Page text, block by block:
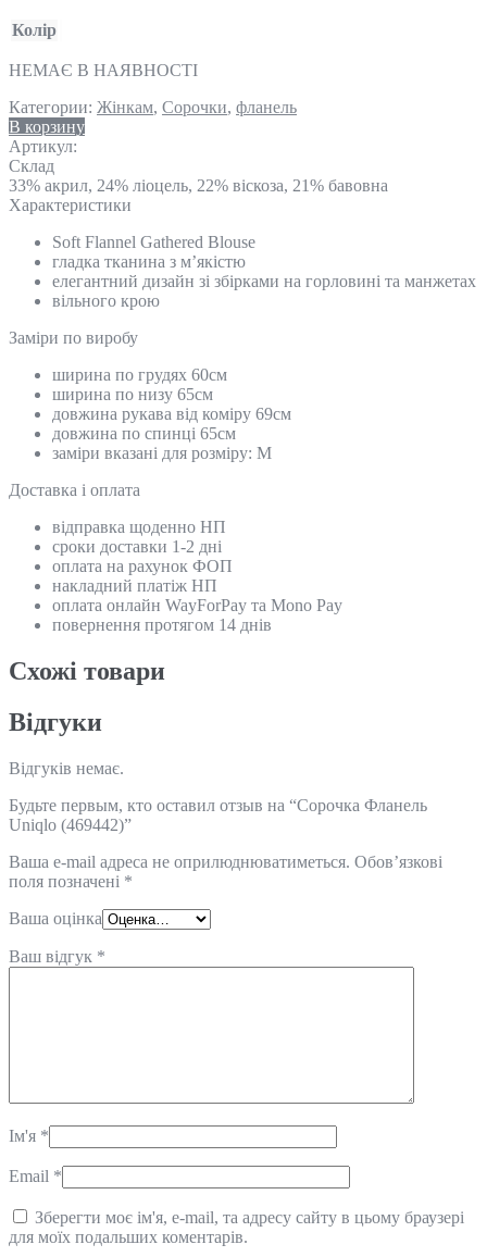
Колір
НЕМАЄ В НАЯВНОСТІ
Категории: Жінкам, Сорочки, фланель
В корзину
Артикул:
Склад
33% акрил, 24% ліоцель, 22% віскоза, 21% бавовна
Характеристики
Soft Flannel Gathered Blouse
гладка тканина з м’якістю
елегантний дизайн зі збірками на горловині та манжетах
вільного крою
Замiри по виробу
ширина по грудях 60см
ширина по низу 65см
довжина рукава від коміру 69см
довжина по спинці 65см
заміри вказані для розміру: М
Доставка і оплата
відправка щоденно НП
сроки доставки 1-2 дні
оплата на рахунок ФОП
накладний платіж НП
оплата онлайн WayForPay та Mono Pay
повернення протягом 14 днів
Схожi товари
Відгуки
Відгуків немає.
Будьте первым, кто оставил отзыв на “Сорочка Фланель
Uniqlo (469442)”
Ваша e-mail адреса не оприлюднюватиметься. Обов’язкові
поля позначені *
Ваша оцінка
Ваш відгук *
Ім'я *
Email *
Зберегти моє ім'я, e-mail, та адресу сайту в цьому браузері
для моїх подальших коментарів.